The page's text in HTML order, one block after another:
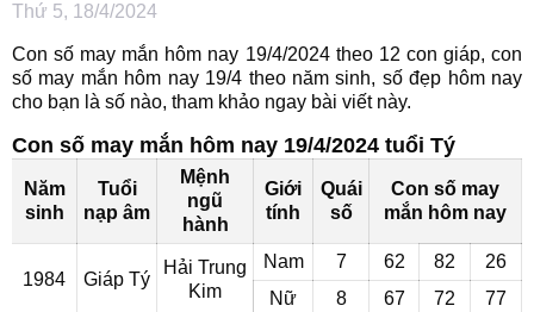
Thứ 5, 18/4/2024
Con số may mắn hôm nay 19/4/2024 theo 12 con giáp, con
số may mắn hôm nay 19/4 theo năm sinh, số đẹp hôm nay
cho bạn là số nào, tham khảo ngay bài viết này.
Con số may mắn hôm nay 19/4/2024 tuổi Tý
Năm
sinh
Tuổi
nạp âm
Mệnh
ngũ
hành
Giới
tính
Quái
số
Con số may
mắn hôm nay
1984 Giáp Tý
Hải Trung
Kim
Nam 7 62 82
26
Nữ
8 67 72 77